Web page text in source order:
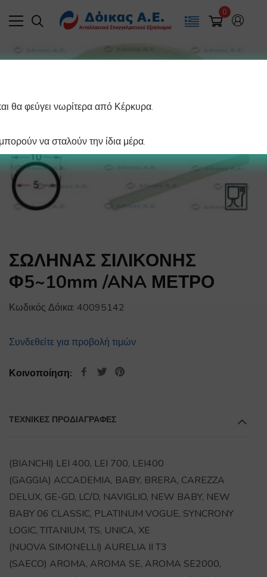
0
ΣΩΛΗΝΑΣ ΣΙΛΙΚΟΝΗΣ
Φ5~10mm /ANA ΜΕΤΡΟ
Κωδικός Δόικα: 40095142
Συνδεθείτε για προβολή τιμών
Κοινοποίηση:
ΤΕΧΝΙΚΕΣ ΠΡΟΔΙΑΓΡΑΦΕΣ
(BIANCHI) LEI 400, LEI 700, LEI400
(GAGGIA) ACCADEMIA, BABY, BRERA, CAREZZA
DELUX, GE-GD, LC/D, NAVIGLIO, NEW BABY, NEW
BABY 06 CLASSIC, PLATINUM VOGUE, SYNCRONY
LOGIC, TITANIUM, TS, UNICA, XE
(NUOVA SIMONELLI) AURELIA II T3
(SAECO) AROMA, AROMA SE, AROMA SE2000,
θα φεύγει νωρίτερα από Κέρκυρα.
να σταλούν την ίδια μέρα.